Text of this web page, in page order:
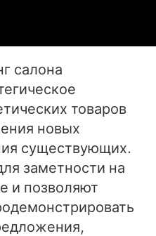
салона
товаров
новых
существующих.
заметности на
и позволяют